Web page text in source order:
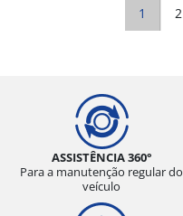
1 2
ASSISTÊNCIA 360°
Para a manutenção regular do
veículo